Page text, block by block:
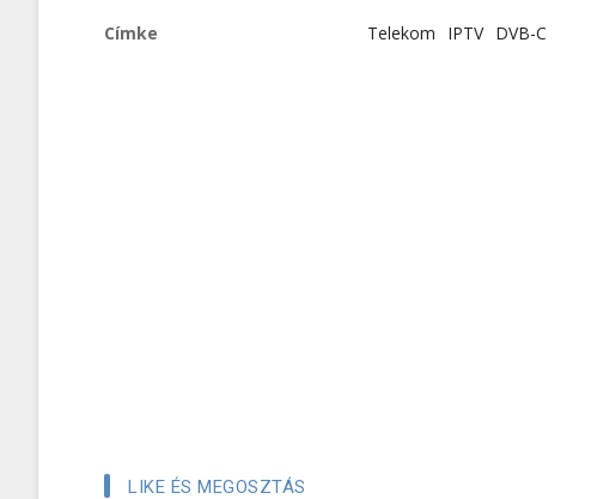
Címke Telekom IPTV DVB-C
LIKE ÉS MEGOSZTÁS